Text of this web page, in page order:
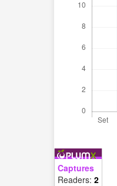
Captures
Readers: 2